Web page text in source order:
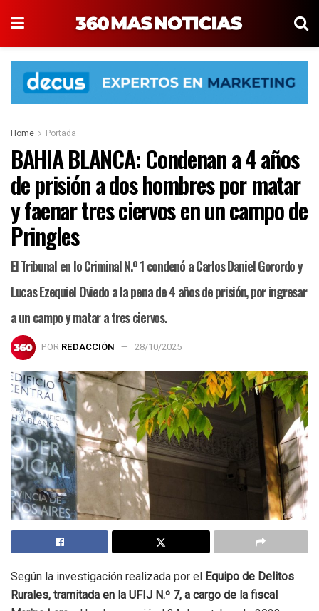
Home Portada
BAHIA BLANCA: Condenan a 4 años
de prisión a dos hombres por matar
y faenar tres ciervos en un campo de
Pringles
El Tribunal en lo Criminal N.º 1 condenó a Carlos Daniel Gorordo y
Lucas Ezequiel Oviedo a la pena de 4 años de prisión, por ingresar
a un campo y matar a tres ciervos.
POR REDACCIÓN 28/10/2025
Según la investigación realizada por el
Equipo de Delitos
Rurales, tramitada en la UFIJ N.º 7, a cargo de la fiscal